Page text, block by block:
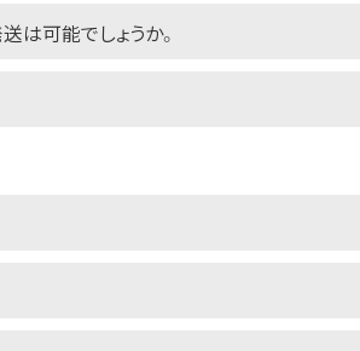
は可能でしょうか。